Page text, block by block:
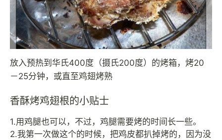
放入预热到华氏400度（摄氏200度）的烤箱，烤20
－25分钟，或直至鸡翅烤熟
香酥烤鸡翅根的小贴士
1.用鸡腿也可以，不过，鸡腿需要烤的时间长一些。
2.我第一次做这个的时候，把鸡皮都扒掉烤的，因为没